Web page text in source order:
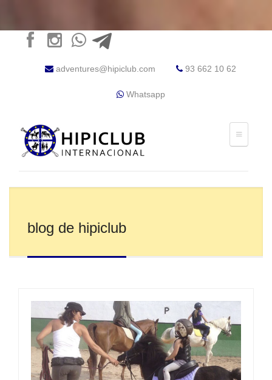
adventures@hipiclub.com 93 662 10 62
Whatsapp
blog de hipiclub